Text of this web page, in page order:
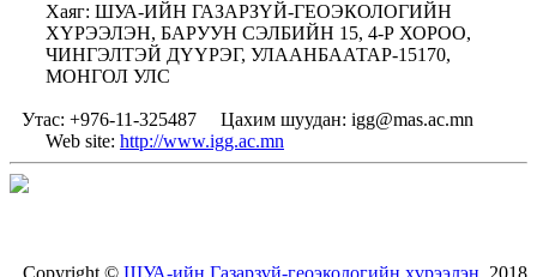
Хаяг: ШУА-ИЙН ГАЗАРЗҮЙ-ГЕОЭКОЛОГИЙН
ХҮРЭЭЛЭН, БАРУУН СЭЛБИЙН 15, 4-Р ХОРОО,
ЧИНГЭЛТЭЙ ДҮҮРЭГ, УЛААНБААТАР-15170,
МОНГОЛ УЛС
Утас: +976-11-325487 Цахим шуудан: igg@mas.ac.mn
Web site: http://www.igg.ac.mn